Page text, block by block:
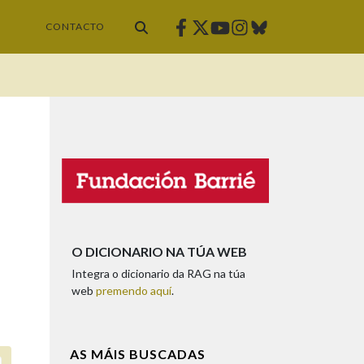
CONTACTO Facebook
Twitter
Youtube
Instagram
Bluesky
O DICIONARIO NA TÚA WEB
Integra o dicionario da RAG na túa
web premendo aquí.
AS MÁIS BUSCADAS